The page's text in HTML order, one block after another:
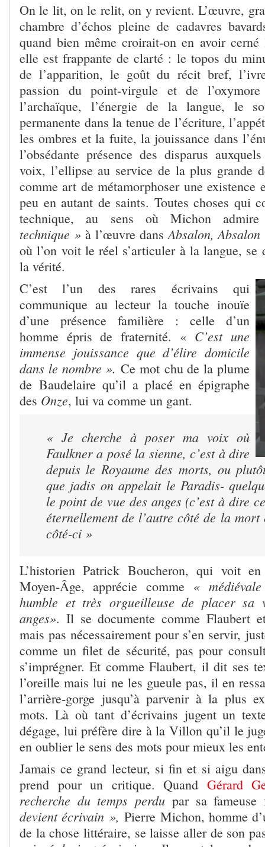
On le lit, on le relit, on y revient. L’œuvre,
chambre d’échos pleine de cadavres
quand bien même croirait-on en avoir cerné
elle est frappante de clarté : le topos du
de l’apparition, le goût du récit bref,
passion du point-virgule et de
l’archaïque, l’énergie de la langue, le
permanente dans la tenue de l’écriture,
les ombres et la fuite, la jouissance dans
l’obsédante présence des disparus
voix, l’ellipse au service de la plus grande
comme art de métamorphoser une existence
peu en autant de saints. Toutes choses qui
technique, au sens où Michon
technique »à l’œuvre dansAbsalon,
où l’on voit le réel s’articuler à la langue, se
la vérité.
C’est l’un des rares écrivains qui
communique au lecteur la touche inouïe
d’une présence familière : celle d’un
homme épris de fraternité. « C’est une
immense jouissance que d’élire domicile
dans le nombre ».Ce mot chu de la plume
de Baudelaire qu’il a placé en épigraphe
des Onze, lui va comme un gant.
« Je cherche à poser ma voix où
Faulkner a posé la sienne, c’est à dire
depuis le Royaume des morts, ou
que jadis on appelait le Paradis-
le point de vue des anges (c’est à dire
éternellement de l’autre côté de la mort
côté-ci »
L’historien Patrick Boucheron, qui voit
Moyen-Âge, apprécie comme «
humble et très orgueilleuse de placer sa
anges». Il se documente comme Flaubert
mais pas nécessairement pour s’en servir,
comme un filet de sécurité, pas pour
s’imprégner. Et comme Flaubert, il dit ses
l’oreille mais lui ne les gueule pas, il en
l’arrière-gorge jusqu’à parvenir à la plus
mots. Là où tant d’écrivains jugent un
dégage, lui préfère dire à la Villon qu’il le
en oublier le sens des mots pour mieux les
Jamais ce grand lecteur, si fin et si aigu
prend pour un critique. Quand Gérard
recherche du temps perdu par sa
devient écrivain »,Pierre Michon, homme
de la chose littéraire, se laisse aller de son